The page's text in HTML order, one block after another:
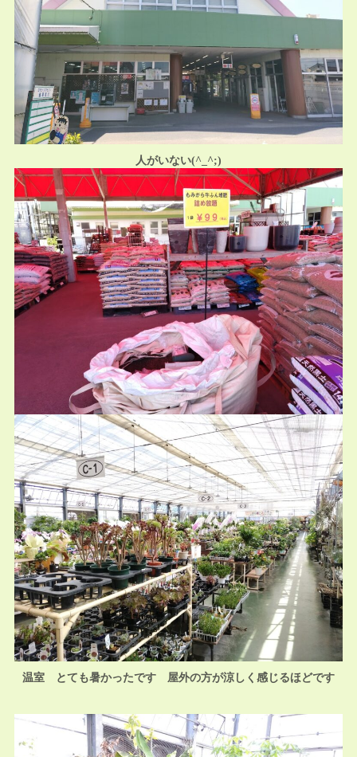
人がいない(^_^;)
温室 とても暑かったです 屋外の方が涼しく感じるほどです